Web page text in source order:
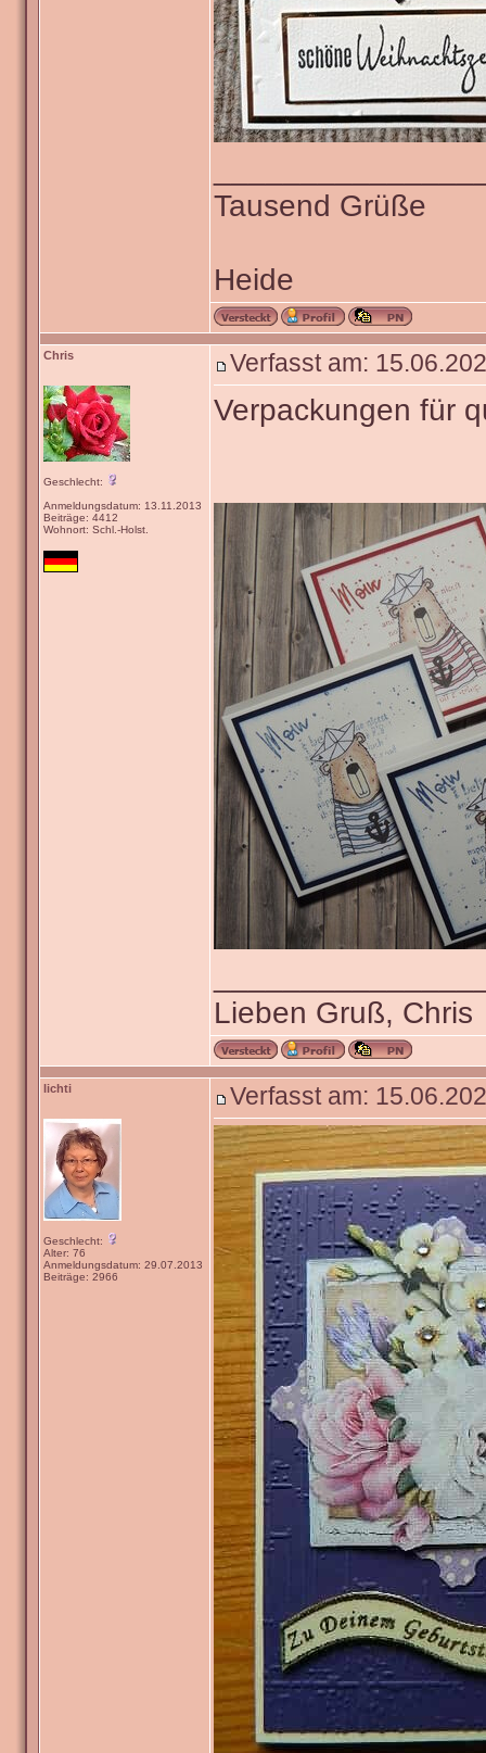
Tausend Grüße
Heide
Chris
Geschlecht:
Anmeldungsdatum: 13.11.2013
Beiträge: 4412
Wohnort: Schl.-Holst.
Verfasst am:
Verpackungen für
Lieben Gruß, Chris
lichti
Geschlecht:
Alter: 76
Anmeldungsdatum: 29.07.2013
Beiträge: 2966
Verfasst am: